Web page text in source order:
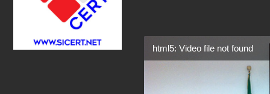
html5: Video file not found